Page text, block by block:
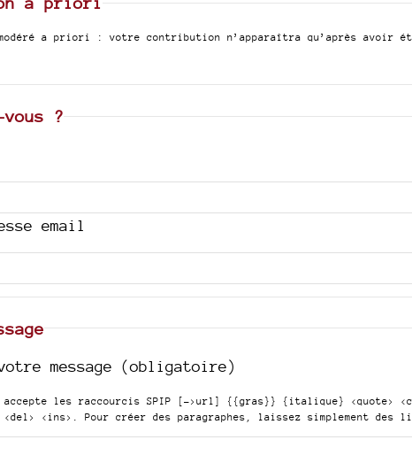
a priori : votre contribution n’apparaîtra qu’après avoir
?
email
message (obligatoire)
les raccourcis SPIP [->url] {{gras}} {italique} <quote>
<del> <ins> . Pour créer des paragraphes, laissez simplement des